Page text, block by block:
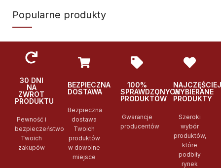
Popularne produkty
30 DNI
NA
ZWROT
PRODUKTU
Pewność i
bezpieczeństwo
Twoich
zakupów
BEZPIECZNA
DOSTAWA
Bezpieczna
dostawa
Twoich
produktów
w dowolne
miejsce
100%
SPRAWDZONYCH
PRODUKTÓW
Gwarancje
producentów
NAJCZĘŚCIEJ
WYBIERANE
PRODUKTY
Szeroki
wybór
produktów,
które
podbiły
rynek